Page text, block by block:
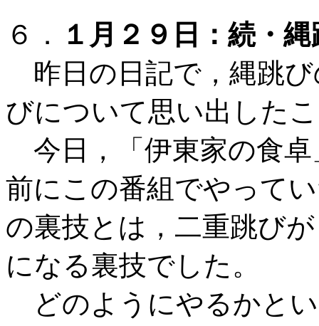
６．
１月２９日：続・
昨日の日記で，縄跳
びについて思い出した
今日，「伊東家の食
前にこの番組でやって
の裏技とは，二重跳び
になる裏技でした。
どのようにやるかと